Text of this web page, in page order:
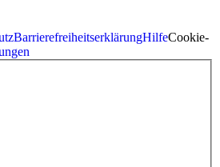
BarrierefreiheitserklärungHilfeCookie-